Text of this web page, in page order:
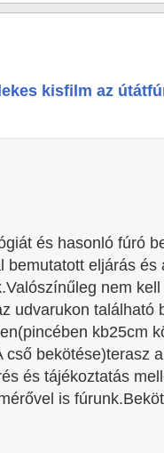
kisfilm az
és hasonló fúró
bemutatott eljárás és
nem
udvarukon található
kb25cm
cső bekötése)terasz
és tájékoztatás
is